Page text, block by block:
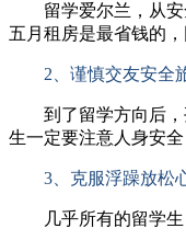
留学爱尔兰，从安全
五月租房是最省钱的
2、谨慎交友安全
到了留学方向后，孤
生一定要注意人身安
3、克服浮躁放松
几乎所有的留学生，